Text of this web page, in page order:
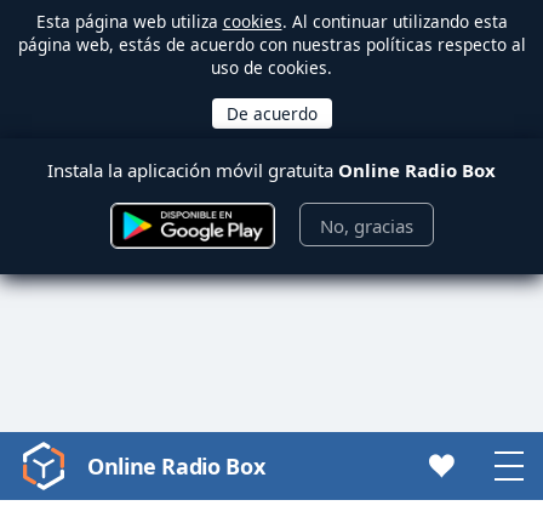
Esta página web utiliza cookies. Al continuar utilizando esta
página web, estás de acuerdo con nuestras políticas respecto al
uso de cookies.
Instala la aplicación móvil gratuita Online Radio Box
No, gracias
Video
Player
Online Radio Box